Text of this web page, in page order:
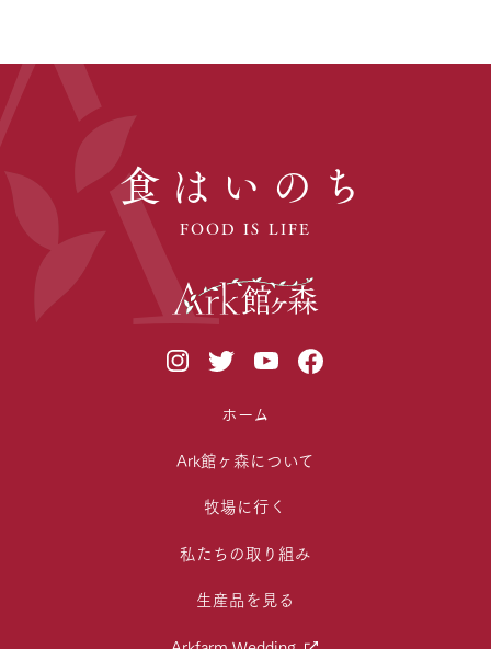
食はいのち
FOOD IS LIFE
ホーム
Ark館ヶ森について
牧場に行く
私たちの取り組み
生産品を見る